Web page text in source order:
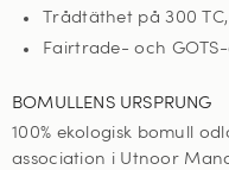
Trådtäthet på 300
Fairtrade- och
BOMULLENS URSPRUNG
100% ekologisk bomull
association i Utnoor